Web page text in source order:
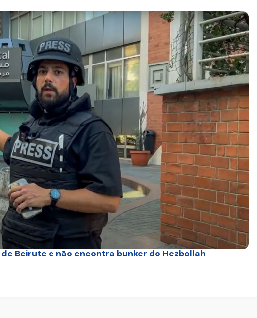
Beirute e não encontra bunker do Hezbollah